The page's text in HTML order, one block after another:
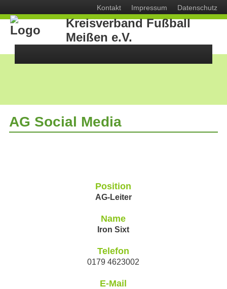
Navigation
überspringen
Kontakt Impressum Datenschutz
Kreisverband Fußball
Meißen e.V.
AG Social Media
Position
AG-Leiter
Name
Iron Sixt
Telefon
0179 4623002
E-Mail